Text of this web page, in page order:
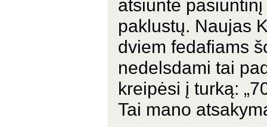
atsiuntė
paklustų. Naujas
dviem fedafiams
nedelsdami tai
kreipėsi į turką:
Tai mano